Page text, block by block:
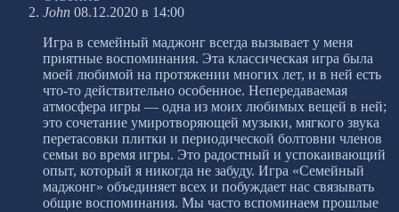
John 08.12.2020 в 14:00
Игра в семейный маджонг всегда вызывает у меня
приятные воспоминания. Эта классическая игра была
моей любимой на протяжении многих лет, и в ней есть
что-то действительно особенное. Непередаваемая
атмосфера игры — одна из моих любимых вещей в ней;
это сочетание умиротворяющей музыки, мягкого звука
перетасовки плитки и периодической болтовни членов
семьи во время игры. Это радостный и успокаивающий
опыт, который я никогда не забуду. Игра «Семейный
маджонг» объединяет всех и побуждает нас связывать
общие воспоминания. Мы часто вспоминаем прошлые